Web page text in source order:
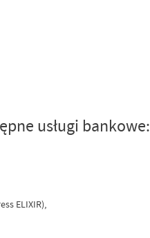
usługi bankowe:
ELIXIR),